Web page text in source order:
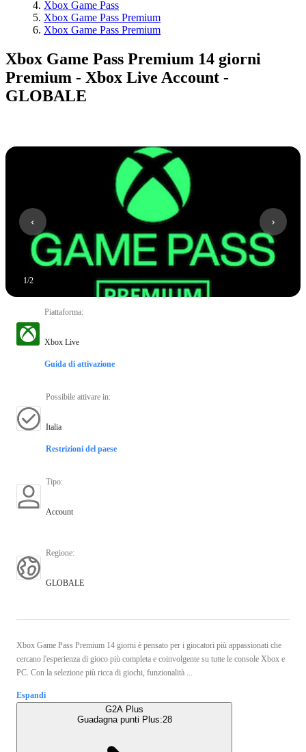
Xbox Game Pass
Xbox Game Pass Premium
Xbox Game Pass Premium
Xbox Game Pass Premium 14 giorni
Premium - Xbox Live Account -
GLOBALE
1/2
Piattaforma:
Xbox Live
Guida di attivazione
Possibile attivare in:
Italia
Restrizioni del paese
Tipo:
Account
Regione:
GLOBALE
Xbox Game Pass Premium 14 giorni è pensato per i giocatori più appassionati che
cercano l'esperienza di gioco più completa e coinvolgente su tutte le console Xbox e
PC. Con la selezione più ricca di giochi, funzionalità ...
Espandi
G2A Plus
Guadagna punti Plus:28